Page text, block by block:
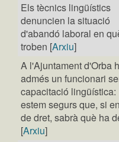
Els tècnics lingüístics
denuncien la situació
d'abandó laboral en
troben [Arxiu]
A l'Ajuntament d'Orba
admés un funcionari
capacitació lingüística:
estem segurs que, si
de dret, sabrà què ha
[Arxiu]